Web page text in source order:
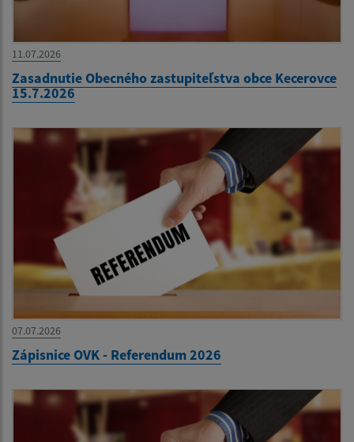
11.07.2026
Zasadnutie Obecného zastupiteľstva obce Kecerovce
15.7.2026
07.07.2026
Zápisnice OVK - Referendum 2026